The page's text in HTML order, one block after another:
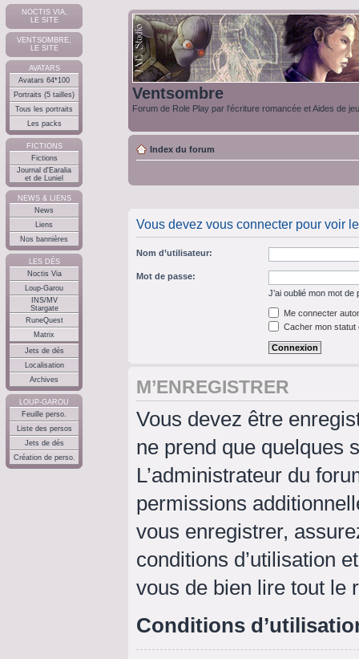
NOCTIS VIA,
LE SITE
VENTSOMBRE,
LE SITE
AVATARS
Avatars 64*100
Portraits (5 tailles)
Tous les portraits
Les packs
FICTIONS
Fictions
Journal d'Earalia
et de Luniel
NEWS & LIENS
News
Liens
Nos bannières
LES DÉS
Noctis Via
Loup-Garou
INS/MV
Stargate
RuneQuest
Matrix
Jets de dés
Localisation
Archives
LOUP-GAROU
Feuille perso.
Liste des persos
Jets de dés
Création de perso.
Ventsombre
Forum de Role Play par l'écriture romancée et Aides de
Index du forum
Vous devez vous connecter pour voir
Nom d’utilisateur:
Mot de passe:
J’ai oublié mon mot de
Me connecter
Cacher mon statut
M’ENREGISTRER
Vous devez être
ne prend que quelques
L’administrateur du
permissions
vous enregistrer,
conditions d’utilisation
vous de bien lire tout le
Conditions